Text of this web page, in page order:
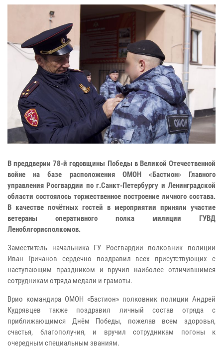
В преддверии 78-й годовщины Победы в Великой Отечественной
войне на базе расположения ОМОН «Бастион» Главного
управления Росгвардии по г.Санкт-Петербургу и Ленинградской
области состоялось торжественное построение личного состава.
В качестве почётных гостей в мероприятии приняли участие
ветераны оперативного полка милиции ГУВД
Леноблгорисполкомов.
Заместитель начальника ГУ Росгвардии полковник полиции
Иван Гричанов сердечно поздравил всех присутствующих с
наступающим праздником и вручил наиболее отличившимся
сотрудникам отряда медали и грамоты.
Врио командира ОМОН «Бастион» полковник полиции Андрей
Кудрявцев также поздравил личный состав отряда с
приближающимся Днём Победы, пожелав всем здоровья,
счастья, благополучия, и вручил сотрудникам погоны к
очередным специальным званиям.